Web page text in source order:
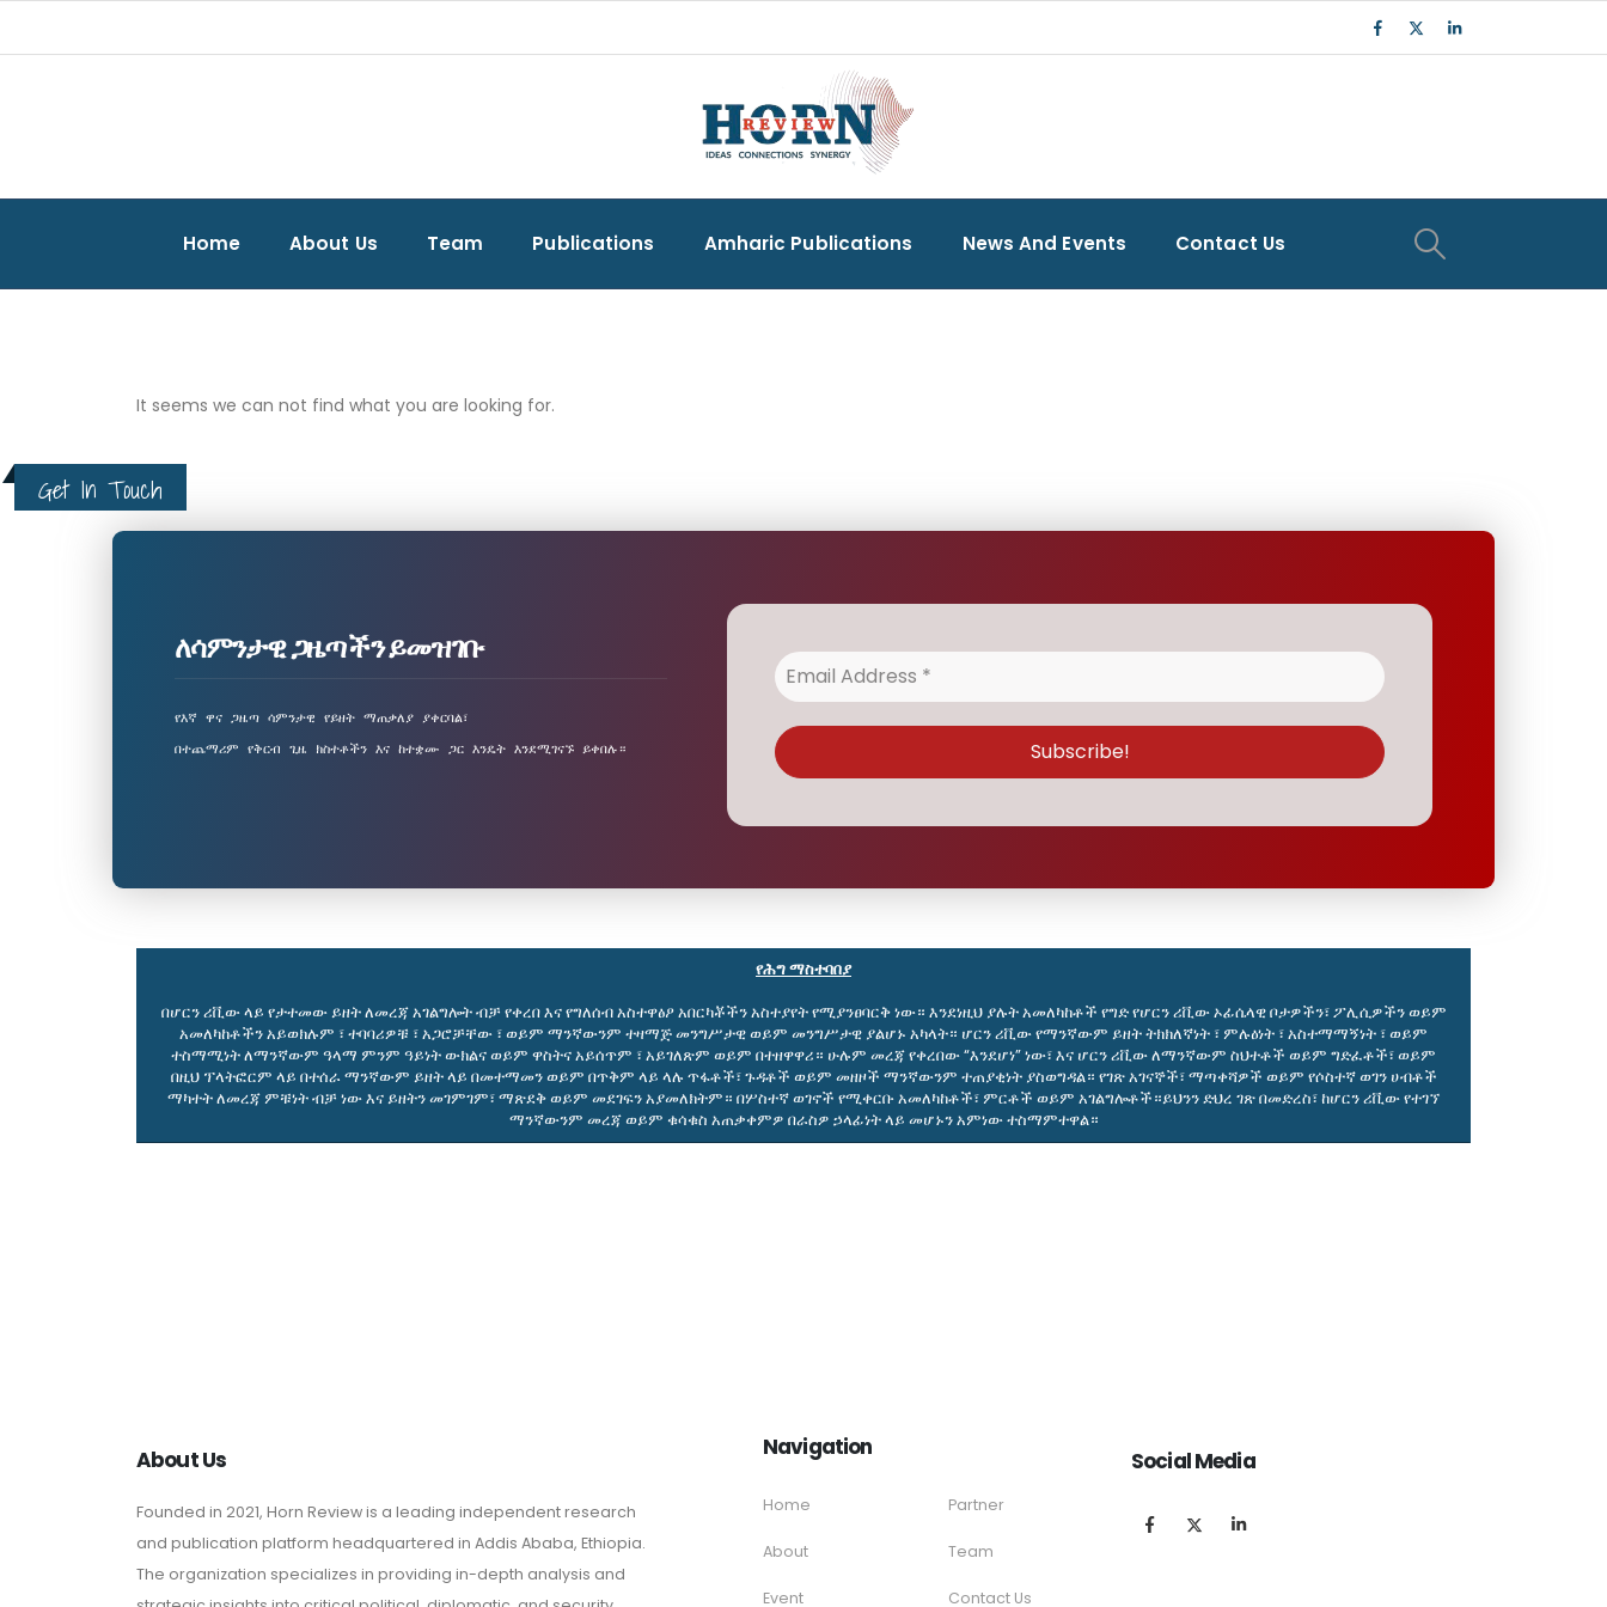
Home About Us Team Publications Amharic Publications News And Events Contact Us
It seems we can not find what you are looking for.
Get In Touch
ለሳምንታዊ ጋዜጣችን ይመዝገቡ
የእኛ ዋና ጋዜጣ ሳምንታዊ የይዘት ማጠቃለያ ያቀርባል፣
በተጨማሪም የቅርብ ጊዜ ክስተቶችን እና ከተቋሙ ጋር እንዴት እንደሚገናኙ ይቀበሉ።
የሕግ ማስተባበያ
በሆርን ሪቪው ላይ የታተመው ይዘት ለመረጃ አገልግሎት ብቻ የቀረበ እና የግለሰብ አስተዋፅዖ አበርካቾችን አስተያየት የሚያንፀባርቅ ነው። እንደነዚህ ያሉት አመለካከቶች የግድ የሆርን ሪቪው ኦፊሴላዊ ቦታዎችን፣ ፖሊሲዎችን ወይም
አመለካከቶችን አይወክሉም ፣ ተባባሪዎቹ ፣ አጋሮቻቸው ፣ ወይም ማንኛውንም ተዛማጅ መንግሥታዊ ወይም መንግሥታዊ ያልሆኑ አካላት። ሆርን ሪቪው የማንኛውም ይዘት ትክክለኛነት ፣ ምሉዕነት ፣ አስተማማኝነት ፣ ወይም
ተስማሚነት ለማንኛውም ዓላማ ምንም ዓይነት ውክልና ወይም ዋስትና አይሰጥም ፣ አይገለጽም ወይም በተዘዋዋሪ። ሁሉም መረጃ የቀረበው “እንደሆነ” ነው፣ እና ሆርን ሪቪው ለማንኛውም ስህተቶች ወይም ግድፈቶች፣ ወይም
በዚህ ፕላትፎርም ላይ በተሰራ ማንኛውም ይዘት ላይ በመተማመን ወይም በጥቅም ላይ ላሉ ጥፋቶች፣ ጉዳቶች ወይም መዘዞች ማንኛውንም ተጠያቂነት ያስወግዳል። የገጽ አገናኞች፣ ማጣቀሻዎች ወይም የሶስተኛ ወገን ሀብቶች
ማካተት ለመረጃ ምቹነት ብቻ ነው እና ይዘትን መገምገም፣ ማጽደቅ ወይም መደገፍን አያመለክትም። በሦስተኛ ወገኖች የሚቀርቡ አመለካከቶች፣ ምርቶች ወይም አገልግሎቶች።ይህንን ድህረ ገጽ በመድረስ፣ ከሆርን ሪቪው የተገኘ
ማንኛውንም መረጃ ወይም ቁሳቁስ አጠቃቀምዎ በራስዎ ኃላፊነት ላይ መሆኑን አምነው ተስማምተዋል።
About Us
Founded in 2021, Horn Review is a leading independent research
and publication platform headquartered in Addis Ababa, Ethiopia.
The organization specializes in providing in-depth analysis and
Navigation
Home
About
Event
Partner
Team
Contact Us
Social Media